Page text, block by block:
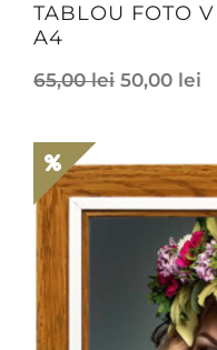
TABLOU FOTO
A4
65,00lei 50,00 lei